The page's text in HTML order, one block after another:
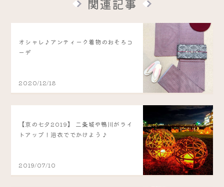
関連記事
オシャレ♪アンティーク着物のおそろコ
ーデ
2020/12/18
【京の七夕2019】 二条城や鴨川がライ
トアップ！浴衣ででかけよう♪
2019/07/10